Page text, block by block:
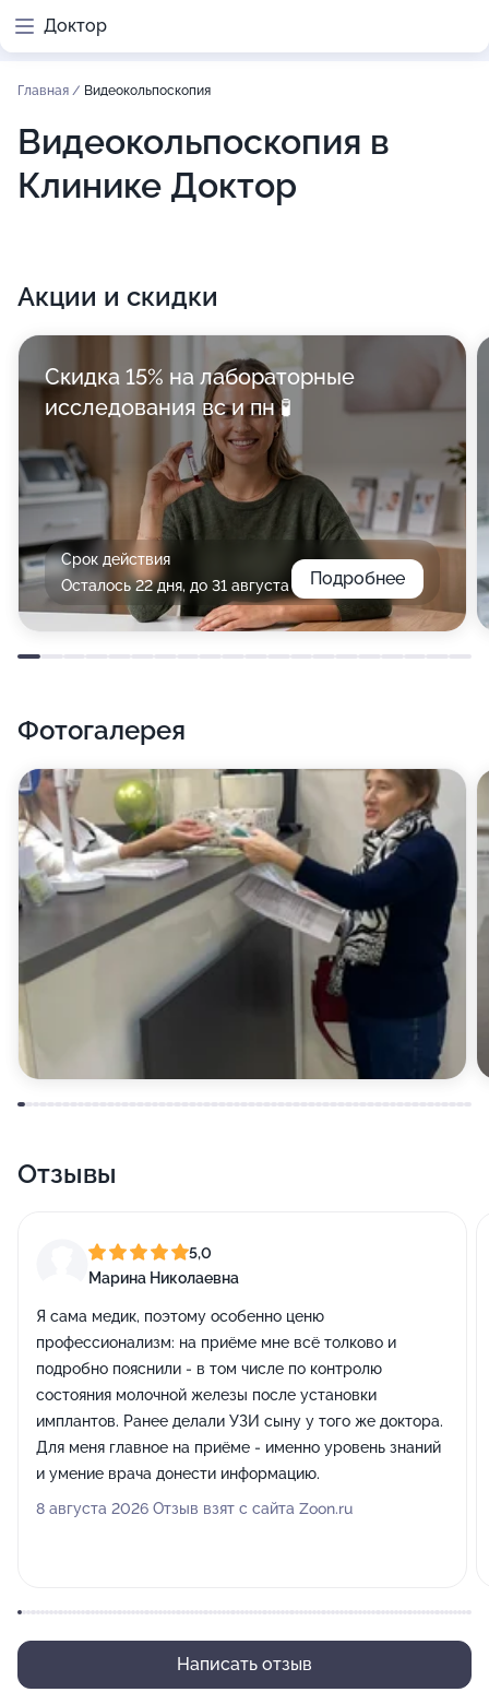
Доктор
Главная / Видеокольпоскопия
Видеокольпоскопия в
Клинике Доктор
Акции и скидки
Скидка 15% на лабораторные
исследования вс и пн 🧪
Срок действия
Осталось 22 дня, до 31 августа
Подробнее
Фотогалерея
Отзывы
5,0
Марина Николаевна
Я сама медик, поэтому особенно ценю
профессионализм: на приёме мне всё толково и
подробно пояснили - в том числе по контролю
состояния молочной железы после установки
имплантов. Ранее делали УЗИ сыну у того же доктора.
Для меня главное на приёме - именно уровень знаний
и умение врача донести информацию.
8 августа 2026 Отзыв взят с сайта Zoon.ru
Написать отзыв